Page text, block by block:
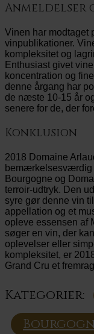
Anmeldelser
Vinen har modtaget
vinpublikationer.
kompleksitet og
Enthusiast givet
koncentration og
denne årgang har
de næste 10-15 år
senere for de, der
Konklusion
2018 Domaine
bemærkelsesværdig
Bourgogne og
terroir-udtryk. Den
syre gør denne vin
appellation og et
opleve essensen af
søger en vin, der
oplevelser eller
kompleksitet, er
Grand Cru et
Kategorier: